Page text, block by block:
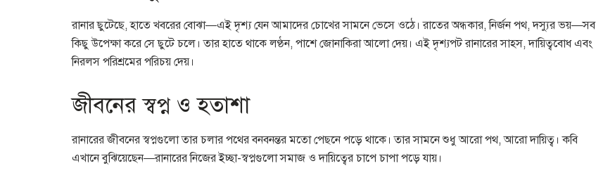
রানার ছুটেছে, হাতে খবরের বোঝা—এই দৃশ্য যেন আমাদের চোখের সামনে ভেসে ওঠে। রাতের অন্ধকার, নির্জন পথ, দস্যুর ভয়—সব
কিছু উপেক্ষা করে সে ছুটে চলে। তার হাতে থাকে লণ্ঠন, পাশে জোনাকিরা আলো দেয়। এই দৃশ্যপট রানারের সাহস, দায়িত্ববোধ এবং
নিরলস পরিশ্রমের পরিচয় দেয়।
জীবনের স্বপ্ন ও হতাশা
রানারের জীবনের স্বপ্নগুলো তার চলার পথের বনবনন্তর মতো পেছনে পড়ে থাকে। তার সামনে শুধু আরো পথ, আরো দায়িত্ব। কবি
এখানে বুঝিয়েছেন—রানারের নিজের ইচ্ছা-স্বপ্নগুলো সমাজ ও দায়িত্বের চাপে চাপা পড়ে যায়।